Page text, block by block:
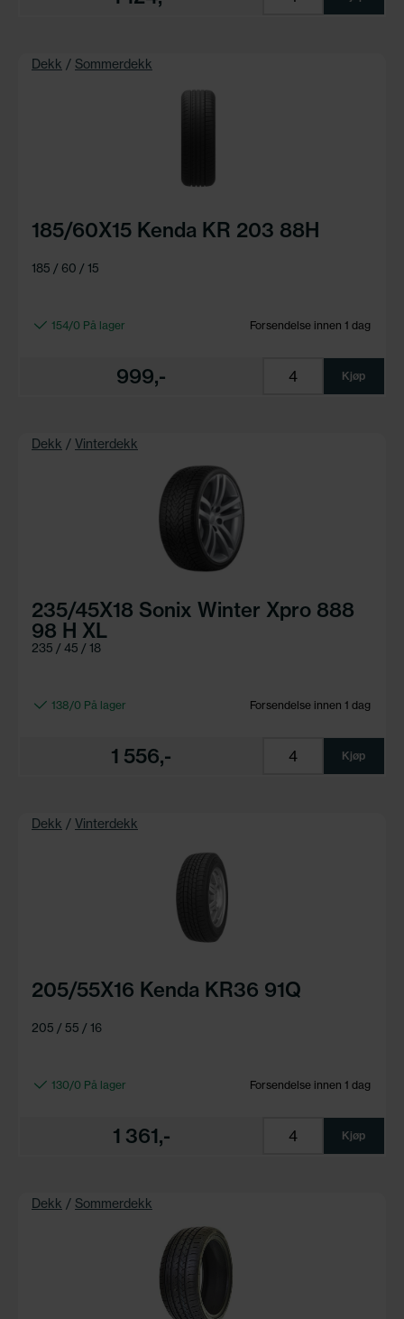
Dekk / Sommerdekk
185/60X15 Kenda KR 203 88H
185 / 60 / 15
154/0 På lager Forsendelse innen 1 dag
999,- Kjøp
Dekk / Vinterdekk
235/45X18 Sonix Winter Xpro 888
98 H XL
235 / 45 / 18
138/0 På lager Forsendelse innen 1 dag
1 556,- Kjøp
Dekk / Vinterdekk
205/55X16 Kenda KR36 91Q
205 / 55 / 16
130/0 På lager Forsendelse innen 1 dag
1 361,- Kjøp
Dekk / Sommerdekk